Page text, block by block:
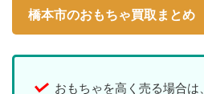
橋本市のおもちゃ買取まとめ
おもちゃを高く売る場合